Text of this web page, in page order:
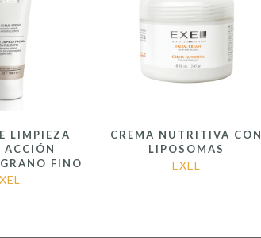
LIMPIEZA
ACCIÓN
FINO
CREMA NUTRITIVA CON
LIPOSOMAS
EXEL